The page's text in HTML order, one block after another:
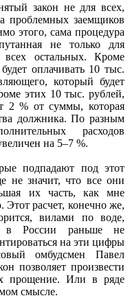
закон не для всех,
проблемных заемщиков
этого, сама процедура
не только для
остальных. Кроме
оплачивать 10 тыс.
который будет
этих 10 тыс. рублей,
2 % от суммы, которая
должника. По разным
расходов
на 5–7 %.
подпадают под этот
не значит, что все они
их часть, как мне
Этот расчет, конечно же,
вилами по воде,
в России раньше не
на эти цифры
омбудсмен Павел
позволяет произвести
прощение. Или в ряде
смысле.